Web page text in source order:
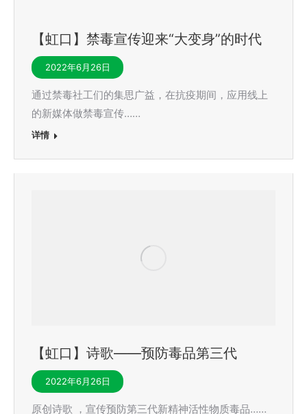
【虹口】禁毒宣传迎来“大变身”的时代
2022年6月26日
通过禁毒社工们的集思广益，在抗疫期间，应用线上
的新媒体做禁毒宣传……
详情
【虹口】诗歌——预防毒品第三代
2022年6月26日
原创诗歌 ，宣传预防第三代新精神活性物质毒品……